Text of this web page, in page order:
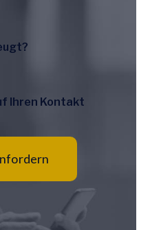
Ihren Kontakt